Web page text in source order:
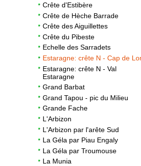
Crête d'Estibère
Crête de Hèche Barrade
Crête des Aiguillettes
Crête du Pibeste
Echelle des Sarradets
Estaragne: crête N - Cap de
Estaragne: crête N - Val
Estaragne
Grand Barbat
Grand Tapou - pic du Milieu
Grande Fache
L'Arbizon
L'Arbizon par l'arête Sud
La Géla par Piau Engaly
La Géla par Troumouse
La Munia